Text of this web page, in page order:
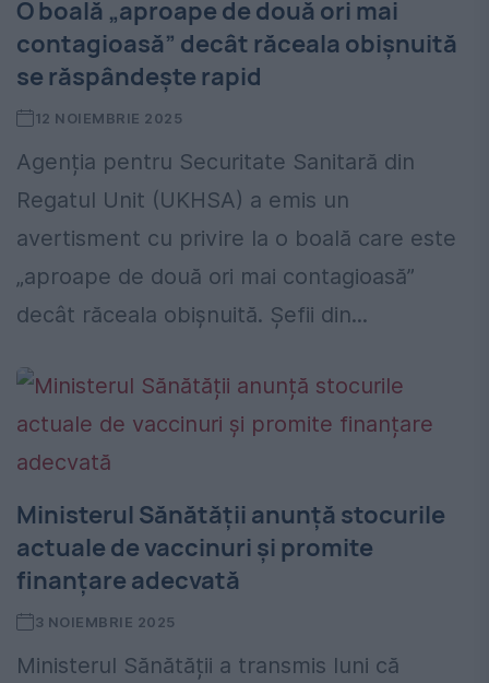
O boală „aproape de două ori mai
contagioasă” decât răceala obișnuită
se răspândește rapid
12 NOIEMBRIE 2025
Agenția pentru Securitate Sanitară din
Regatul Unit (UKHSA) a emis un
avertisment cu privire la o boală care este
„aproape de două ori mai contagioasă”
decât răceala obișnuită. Șefii din...
Ministerul Sănătății anunță stocurile
actuale de vaccinuri și promite
finanțare adecvată
3 NOIEMBRIE 2025
Ministerul Sănătății a transmis luni că